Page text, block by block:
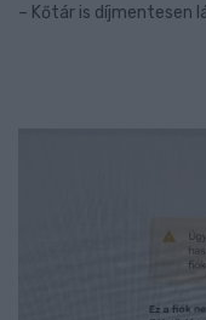
– Kőtár is díjmentesen